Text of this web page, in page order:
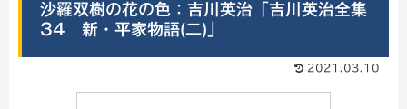
沙羅双樹の花の色：吉川英治「吉川英治全集
34 新・平家物語(二)」
2021.03.10